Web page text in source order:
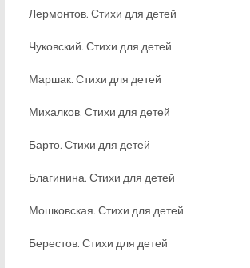
Лермонтов. Стихи для детей
Чуковский. Стихи для детей
Маршак. Стихи для детей
Михалков. Стихи для детей
Барто. Стихи для детей
Благинина. Стихи для детей
Мошковская. Стихи для детей
Берестов. Стихи для детей